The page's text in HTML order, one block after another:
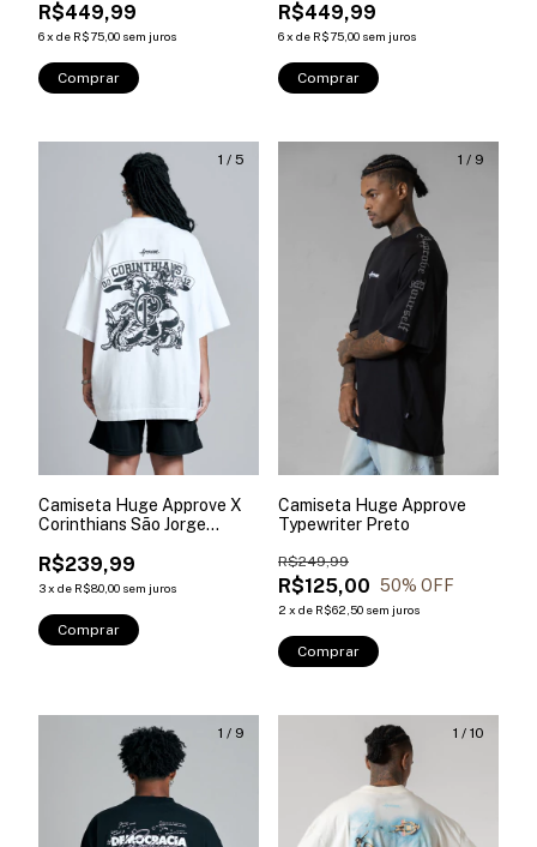
R$449,99
6x de R$75,00 sem juros
Comprar
R$449,99
6x de R$75,00 sem juros
Comprar
1 / 5
Camiseta Huge Approve X
Corinthians São Jorge
R$239,99
3x de R$80,00 sem juros
Comprar
1 / 9
Camiseta Huge Approve
Typewriter Preto
R$125,00
R$249,99
50% OFF
2 x de R$62,50 sem juros
Comprar
1 / 9 1 / 10